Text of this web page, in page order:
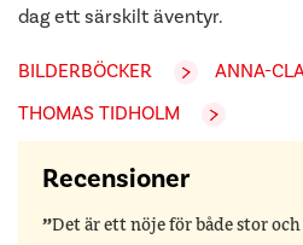
dag ett särskilt äventyr.
BILDERBÖCKER
ANNA-
THOMAS TIDHOLM
Recensioner
Det är ett nöje för både stor